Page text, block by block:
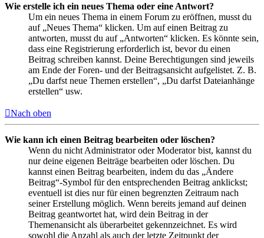
Wie erstelle ich ein neues Thema oder eine Antwort?
Um ein neues Thema in einem Forum zu eröffnen, musst du
auf „Neues Thema“ klicken. Um auf einen Beitrag zu
antworten, musst du auf „Antworten“ klicken. Es könnte sein,
dass eine Registrierung erforderlich ist, bevor du einen
Beitrag schreiben kannst. Deine Berechtigungen sind jeweils
am Ende der Foren- und der Beitragsansicht aufgelistet. Z. B.
„Du darfst neue Themen erstellen“, „Du darfst Dateianhänge
erstellen“ usw.
Nach oben
Wie kann ich einen Beitrag bearbeiten oder löschen?
Wenn du nicht Administrator oder Moderator bist, kannst du
nur deine eigenen Beiträge bearbeiten oder löschen. Du
kannst einen Beitrag bearbeiten, indem du das „Ändere
Beitrag“-Symbol für den entsprechenden Beitrag anklickst;
eventuell ist dies nur für einen begrenzten Zeitraum nach
seiner Erstellung möglich. Wenn bereits jemand auf deinen
Beitrag geantwortet hat, wird dein Beitrag in der
Themenansicht als überarbeitet gekennzeichnet. Es wird
sowohl die Anzahl als auch der letzte Zeitpunkt der